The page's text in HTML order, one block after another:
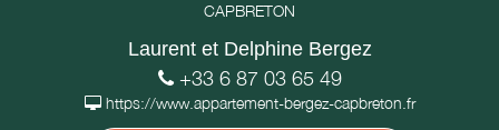
CAPBRETON
Laurent et Delphine Bergez
+33 6 87 03 65 49
https://www.appartement-bergez-capbreton.fr